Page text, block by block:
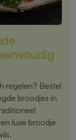
regelen? Bestel
broodjes in
luxe broodje